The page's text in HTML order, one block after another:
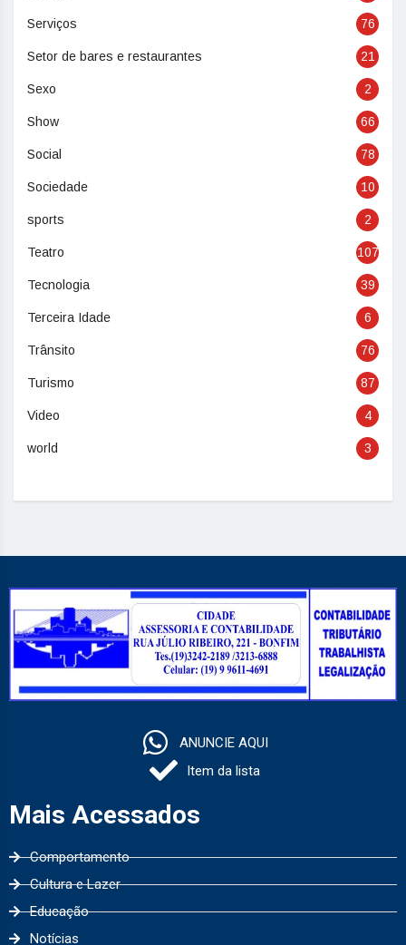
Serviços 76
Setor de bares e restaurantes 21
Sexo 2
Show 66
Social 78
Sociedade 10
sports 2
Teatro 107
Tecnologia 39
Terceira Idade 6
Trânsito 76
Turismo 87
Video 4
world 3
ANUNCIE AQUI
Item da lista
Mais Acessados
Comportamento
Cultura e Lazer
Educação
Notícias